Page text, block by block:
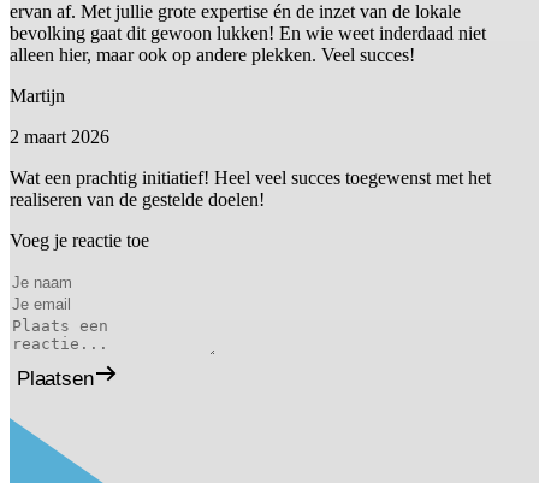
ervan af. Met jullie grote expertise én de inzet van de lokale
bevolking gaat dit gewoon lukken! En wie weet inderdaad niet
alleen hier, maar ook op andere plekken. Veel succes!
Martijn
2 maart 2026
Wat een prachtig initiatief! Heel veel succes toegewenst met het
realiseren van de gestelde doelen!
Voeg je reactie toe
Plaatsen